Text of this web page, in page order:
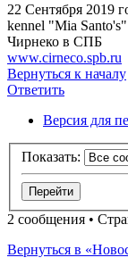
22 Сентября 2019
kennel "Mia Santo's"
Чирнеко в СПБ
www.cirneco.spb.ru
Вернуться к началу
Ответить
Версия для
Показать:
2 сообщения •
Вернуться в